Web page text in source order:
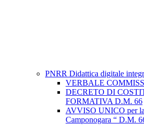
PNRR Didattica digitale
VERBALE
DECRETO DI
FORMATIVA D.M. 66
AVVISO UNICO per
Camponogara “ D.M.